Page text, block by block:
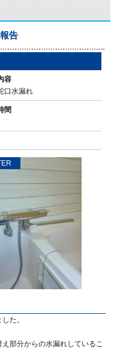
告
容
口水漏れ
間
た。
部分からの水漏れしているこ